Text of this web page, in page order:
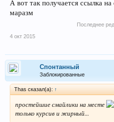
А вот так получается ссылка
маразм
Последнее
4 окт 2015
Спонтанный
Заблокированные
Thas сказал(а): ↑
простейшие смайлики на месте
только курсив и жирный...